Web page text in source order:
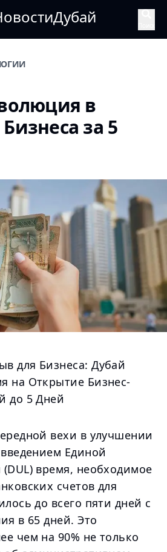
в
за 5
для Бизнеса: Дубай
на Открытие Бизнес-
до 5 Дней
вехи в улучшении
Единой
время, необходимое
счетов для
до всего пяти дней с
в 65 дней. Это
чем на 90% не только